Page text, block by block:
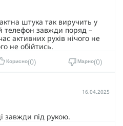
штука так виручить у
телефон завжди поряд –
активних рухів нічого не
не обійтись.
Корисно 0 Марно 0
16.04.2025
завжди під рукою.